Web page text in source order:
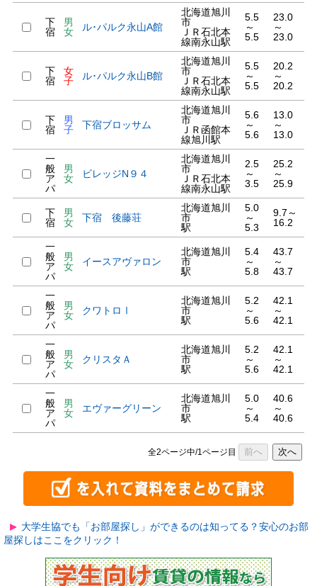
下
宿
男
女
ル･パルク永山A館
北海道旭川
市
ＪＲ石北本
線南永山駅
5.5
～
5.5
23.0
～
23.0
下
宿
女
子
ル･パルク永山B館
北海道旭川
市
ＪＲ石北本
線南永山駅
5.5
～
5.5
20.2
～
20.2
下
宿
男
子
下宿ブロッサム
北海道旭川
市
ＪＲ函館本
線旭川駅
5.6
～
5.6
13.0
～
13.0
一
般
ア
パ
男
女
ビレッジN９４
北海道旭川
市
ＪＲ石北本
線南永山駅
2.5
～
3.5
25.2
～
25.9
下
宿
男
女
下宿 後藤荘
北海道旭川
市
駅
5.0
～
5.3
9.7～
16.2
一
般
ア
パ
男
女
イースアヴァロン
北海道旭川
市
駅
5.4
～
5.8
43.7
～
43.7
一
般
ア
パ
男
女
クワトロⅠ
北海道旭川
市
駅
5.2
～
5.6
42.1
～
42.1
一
般
ア
パ
男
女
クリスタＡ
北海道旭川
市
駅
5.2
～
5.6
42.1
～
42.1
一
般
ア
パ
男
女
エヴァーグリーン
北海道旭川
市
駅
5.0
～
5.4
40.6
～
40.6
全2ページ中/1ページ目 前へ 次へ
大学生協でも「お部屋探し」ができるのは知ってる？安心のお部
屋探しはここをクリック！